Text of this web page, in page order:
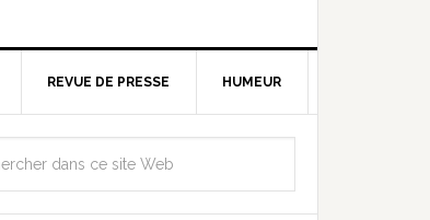
REVUE DE PRESSE HUMEUR